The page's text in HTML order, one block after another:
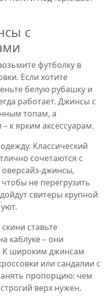
с
футболку в
Если хотите
белую рубашку и
работает. Джинсы с
топам, а
к ярким аксессуарам.
Классический
сочетаются с
не перегрузить
свитеры крупной
ставьте
каблуке – они
К широким джинсам
или сандалии с
пропорцию: чем
верх нужен.